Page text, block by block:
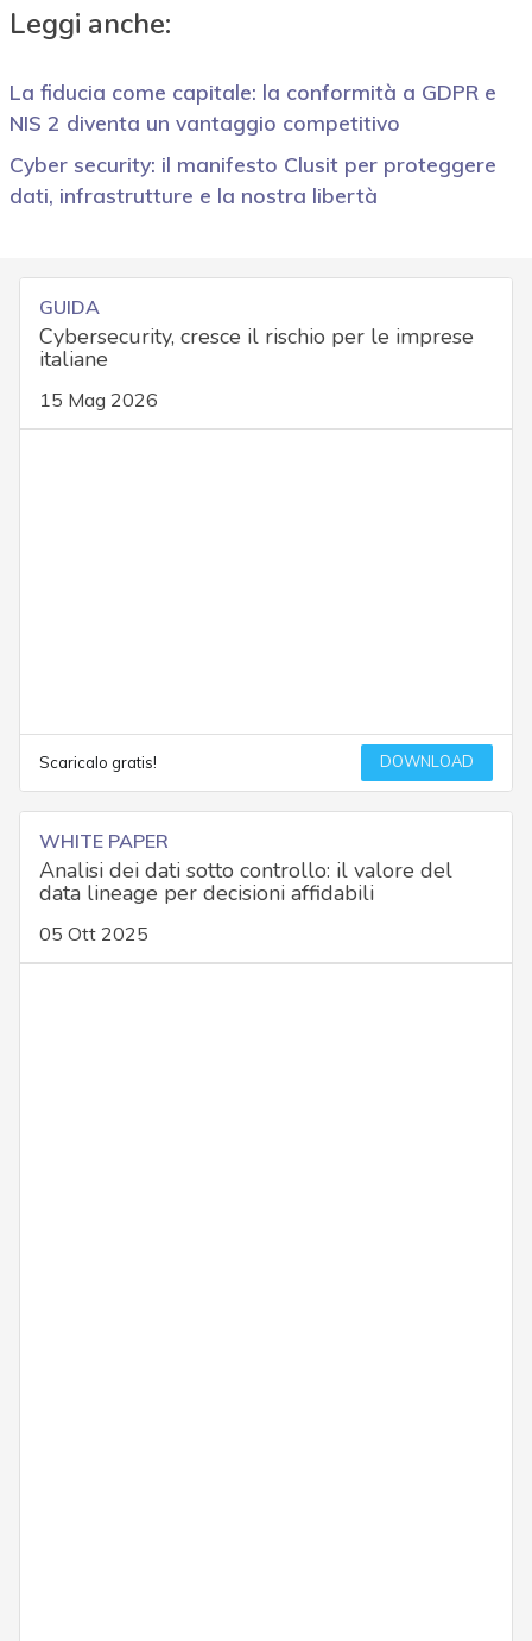
Leggi anche:
La fiducia come capitale: la conformità a GDPR e
NIS 2 diventa un vantaggio competitivo
Cyber security: il manifesto Clusit per proteggere
dati, infrastrutture e la nostra libertà
GUIDA
Cybersecurity, cresce il rischio per le imprese
italiane
15 Mag 2026
Scaricalo gratis! DOWNLOAD
WHITE PAPER
Analisi dei dati sotto controllo: il valore del
data lineage per decisioni affidabili
05 Ott 2025